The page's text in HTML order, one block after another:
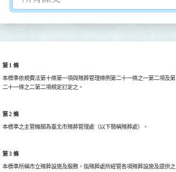
第 1 條
本標準依規費法第十條第一項與殯葬管理條例第二十一條之一第二項及第
二十一條之二第二項規定訂定之。
第 2 條
本標準之主管機關為臺北市殯葬管理處（以下簡稱殯葬處）。
第 3 條
本標準所稱市立殯葬設施及服務，指殯葬處所經管各項殯葬設施及提供之